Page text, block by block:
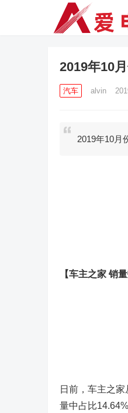
2019年10
汽车 alvin
2019年10月
【车主之家 销量
日前，车主之
量中占比